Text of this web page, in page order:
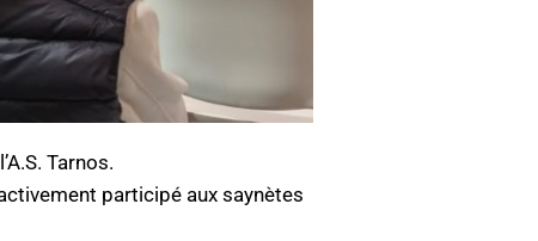
Tarnos.
participé aux saynètes